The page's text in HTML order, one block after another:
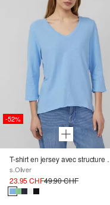
-52%
T-shirt en
s.Oliver
23.95 CHF49.90 CHF